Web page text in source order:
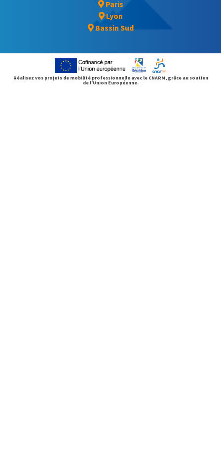
Paris
Lyon
Bassin Sud
Réalisez vos projets de mobilité professionnelle avec le CNARM, grâce au soutien
de l'Union Européenne.